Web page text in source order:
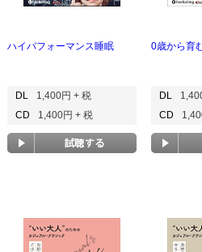
ハイパフォーマンス睡眠
DL
1,400円 + 税
CD
1,400円 + 税
0歳から育
DL
CD